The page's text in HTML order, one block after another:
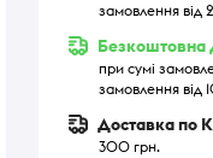
замовлення
Безкоштовна
при сумі
замовлення від
Доставка по
300 грн.